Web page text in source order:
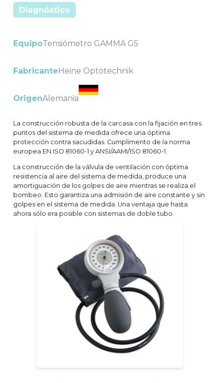
Diagnóstico
EquipoTensiómetro GAMMA G5
FabricanteHeine Optotechnik
OrigenAlemania
La construcción robusta de la carcasa con la fijación en tres
puntos del sistema de medida ofrece una óptima
protección contra sacudidas. Cumplimento de la norma
europea EN ISO 81060-1 y ANSI/AAMI/ISO 81060-1.
La construcción de la válvula de ventilación con óptima
resistencia al aire del sistema de medida, produce una
amortiguación de los golpes de aire mientras se realiza el
bombeo. Esto garantiza una admisión de aire constante y sin
golpes en el sistema de medida. Una ventaja que hasta
ahora sólo era posible con sistemas de doble tubo.